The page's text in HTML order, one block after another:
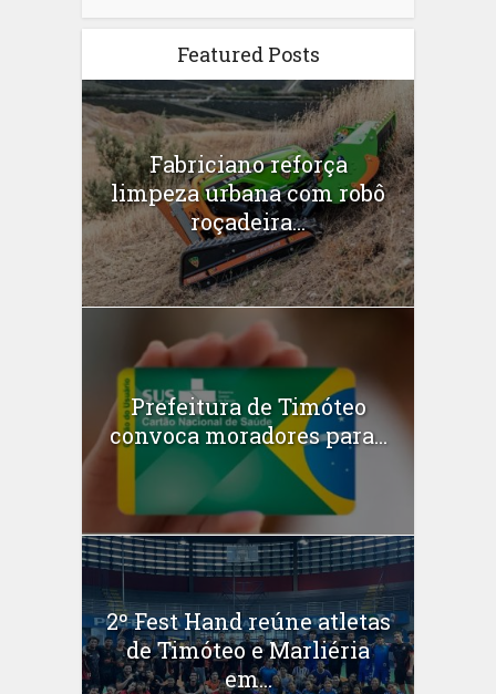
Featured Posts
Fabriciano reforça
limpeza urbana com robô
roçadeira...
Prefeitura de Timóteo
convoca moradores para...
2º Fest Hand reúne atletas
de Timóteo e Marliéria
em...